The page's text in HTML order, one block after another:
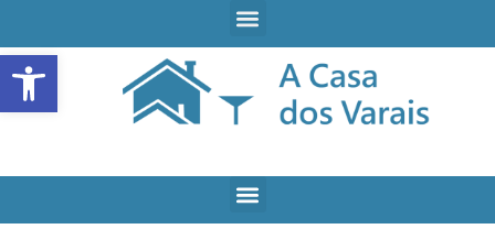
Open toolbar